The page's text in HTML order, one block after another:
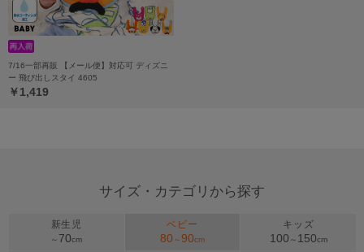
7/16一部再販 【メール便】対応可 ディズニ
ー 飛び出しスタイ 4605
￥1,419
サイズ・カテゴリから探す
新生児
～ 70cm
ベビー
80 ～90cm
キッズ
100 ～ 150cm